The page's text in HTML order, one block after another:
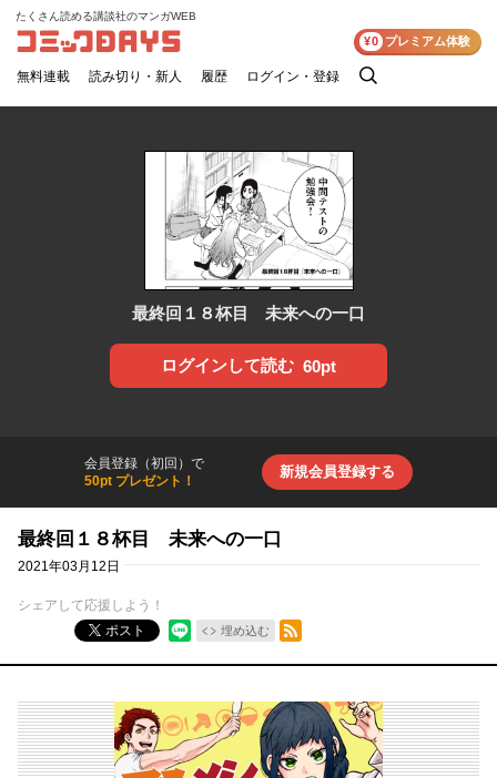
コミックDAYS
たくさん読める講談社のマンガWEB
無料連載 読み切り・新人 履歴 ログイン・登録
検
¥0 プレミアム体験
最終回１８杯目 未来への一口
ログインして読む 60pt
会員登録（初回）で
50pt プレゼント！
新規会員登録する
最終回１８杯目 未来への一口
2021年03月12日
シェアして応援しよう！
ポスト
埋め込む
RSSフィード